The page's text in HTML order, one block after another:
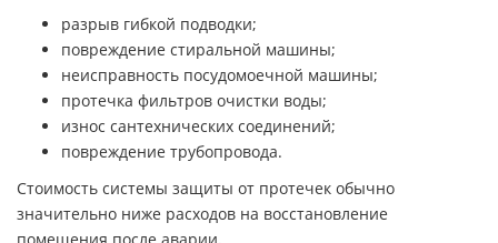
разрыв гибкой подводки;
повреждение стиральной машины;
неисправность посудомоечной машины;
протечка фильтров очистки воды;
износ сантехнических соединений;
повреждение трубопровода.
Стоимость системы защиты от протечек обычно
значительно ниже расходов на восстановление